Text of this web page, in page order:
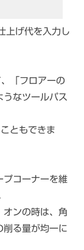
上げ代を入力し
「フロアーの
なツールパス
ともできま
プコーナーを維
オンの時は、角
削る量が均一に